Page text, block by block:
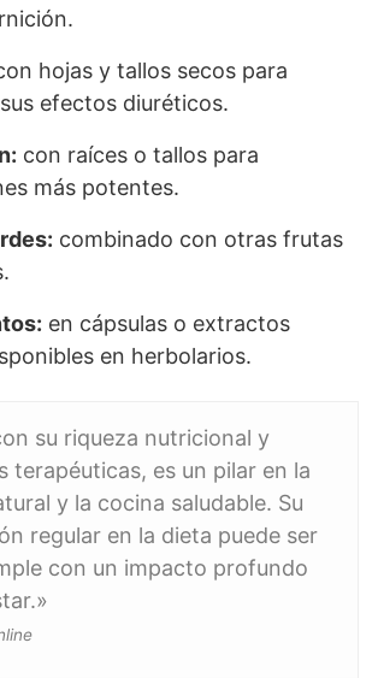
hojas y tallos secos para
efectos diuréticos.
con raíces o tallos para
más potentes.
combinado con otras frutas
en cápsulas o extractos
en herbolarios.
su riqueza nutricional y
terapéuticas, es un pilar en la
y la cocina saludable. Su
regular en la dieta puede ser
con un impacto profundo